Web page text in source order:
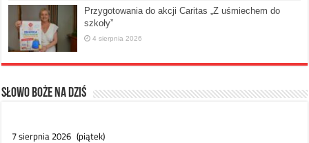
Przygotowania do akcji Caritas „Z uśmiechem do
szkoły”
4 sierpnia 2026
Słowo Boże na dziś